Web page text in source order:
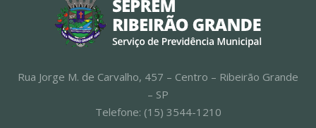
Rua Jorge M. de Carvalho, 457 – Centro – Ribeirão Grande
– SP
Telefone: (15) 3544-1210